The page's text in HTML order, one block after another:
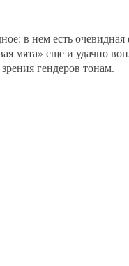
в нем есть
мята» еще и удачно
гендеров тонам.